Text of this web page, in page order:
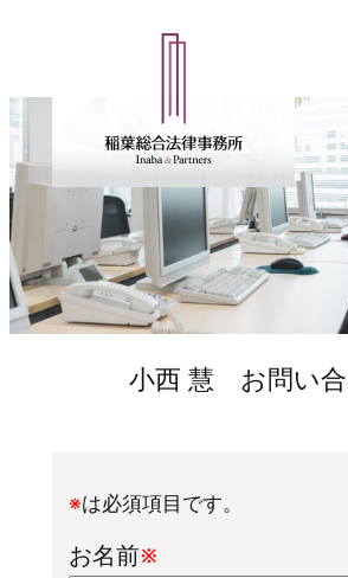
ス
ッ
プ
小西 慧 お問い
※は必須項目です。
お名前※